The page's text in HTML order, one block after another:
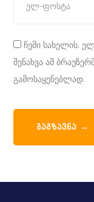
ჩემი სახელის.
შენახვა ამ
გამოსაყენებლად.